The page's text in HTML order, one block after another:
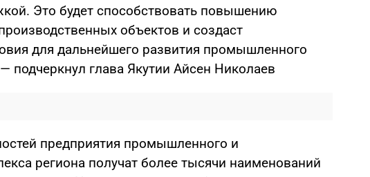
Это будет способствовать повышению
объектов и создаст
для дальнейшего развития промышленного
подчеркнул глава Якутии Айсен Николаев
предприятия промышленного и
региона получат более тысячи наименований